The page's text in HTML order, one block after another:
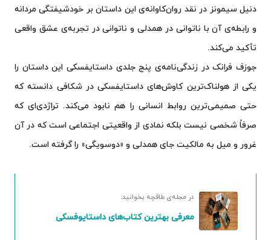
دنیل سیمونز در نقد روان‌کاوانه‌ی این داستان بر خودشیفتگی مردانه
و رابطه‌ی آن با ناتوانی در همدلی و ناتوانی در تجربه‌ی عشق واقعی
تأکید می‌کند.
جوزف فرانک در زندگی‌نامه‌ی پنج جلدی داستایفسکی این داستان را
یکی از هولناک‌ترین کاوش‌های داستایفسکی در شکافی دانسته که
حتی صمیمی‌ترین روابط انسانی را هم نابود می‌کند. تراژدی‌ای که
صرفاً شخصی نیست بلکه نمادی از واقعیتی اجتماعی است که در آن
غرور و میل به مالکیت جای همدلی و «دوسویگی» را گرفته است.
در مجله‌ی طاقچه بخوانید:
معرفی بهترین کتاب‌های داستایوفسکی